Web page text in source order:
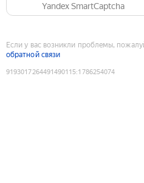
Yandex SmartCaptcha
Если у вас возникли проблемы,
обратной связи
9193017264491490115:1786254074